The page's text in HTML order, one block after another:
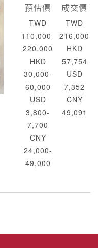
預估價
TWD
110,000-
220,000
HKD
30,000-
60,000
USD
3,800-
7,700
CNY
24,000-
49,000
成交價
TWD
216,000
HKD
57,754
USD
7,352
CNY
49,091